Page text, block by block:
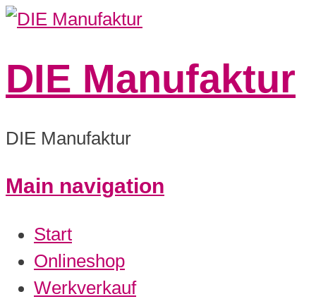
DIE Manufaktur
DIE Manufaktur
Main navigation
Start
Onlineshop
Werkverkauf